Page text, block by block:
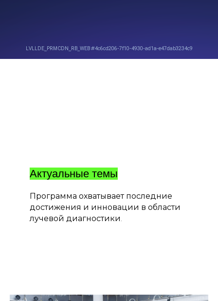
Актуальные темы
Программа охватывает последние
достижения и инновации в области
лучевой диагностики.